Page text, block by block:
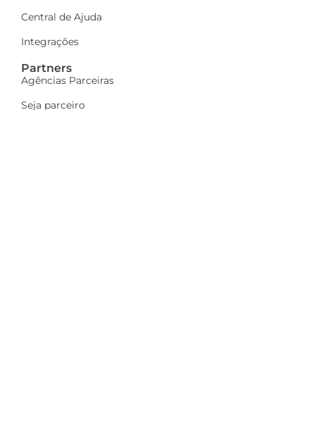
Central de Ajuda
Integrações
Partners
Agências Parceiras
Seja parceiro